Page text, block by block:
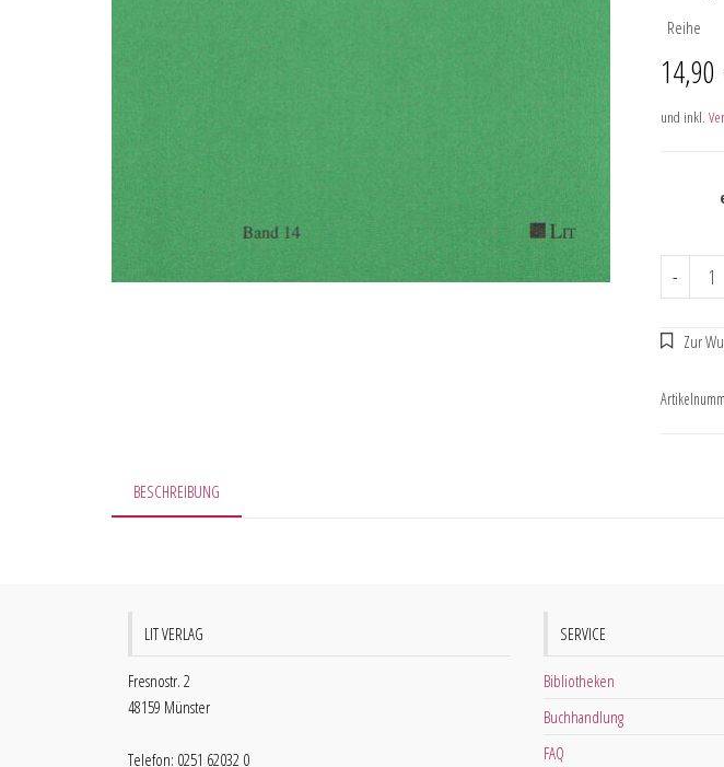
Reihe
14,90
und inkl.
-
BESCHREIBUNG
LIT VERLAG
Fresnostr. 2
48159 Münster
Telefon: 0251 62032 0
SERVICE
Bibliotheken
Buchhandlung
FAQ